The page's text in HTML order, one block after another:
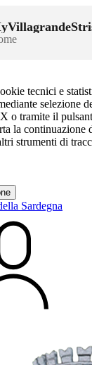
tecnici e
selezione
o tramite il
la continuazione
strumenti di
Sardegna